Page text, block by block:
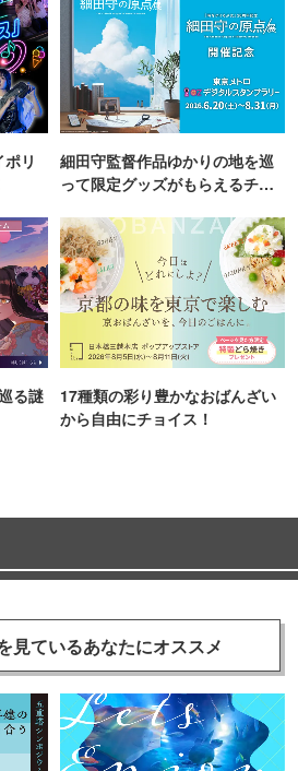
リ
細田守監督作品ゆかりの地を巡
って限定グッズがもらえるチャ
る謎
17種類の彩り豊かなおばんざい
から自由にチョイス！
見ているあなたにオススメ